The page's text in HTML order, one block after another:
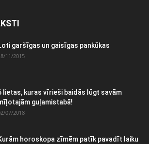
garšīgas un gaisīgas pankūkas
11/2015
lietas, kuras vīrieši baidās lūgt savām
guļamistabā!
07/2018
horoskopa zīmēm patīk pavadīt laiku